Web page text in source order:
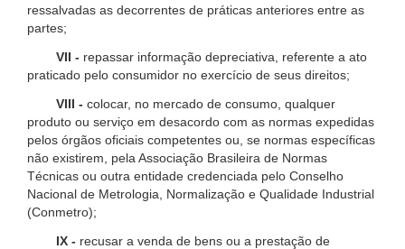
ressalvadas as decorrentes de práticas anteriores entre as
partes;
VII - repassar informação depreciativa, referente a ato
praticado pelo consumidor no exercício de seus direitos;
VIII - colocar, no mercado de consumo, qualquer
produto ou serviço em desacordo com as normas expedidas
pelos órgãos oficiais competentes ou, se normas específicas
não existirem, pela Associação Brasileira de Normas
Técnicas ou outra entidade credenciada pelo Conselho
Nacional de Metrologia, Normalização e Qualidade Industrial
(Conmetro);
IX - recusar a venda de bens ou a prestação de